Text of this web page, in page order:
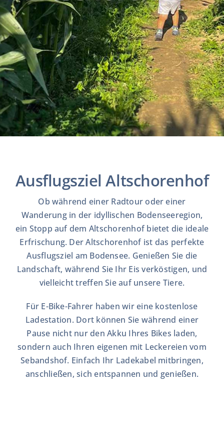
EISPRODUKTION
VERMARKTUNG
EISBESTELLUNG
KONTAKT
Ausflugsziel Altschorenhof
Ob während einer Radtour oder einer
Wanderung in der idyllischen Bodenseeregion,
ein Stopp auf dem Altschorenhof bietet die ideale
Erfrischung. Der Altschorenhof ist das perfekte
Ausflugsziel am Bodensee. Genießen Sie die
Landschaft, während Sie Ihr Eis verköstigen, und
vielleicht treffen Sie auf unsere Tiere.
Für E-Bike-Fahrer haben wir eine kostenlose
Ladestation. Dort können Sie während einer
Pause nicht nur den Akku Ihres Bikes laden,
sondern auch Ihren eigenen mit Leckereien vom
Sebandshof. Einfach Ihr Ladekabel mitbringen,
anschließen, sich entspannen und genießen.